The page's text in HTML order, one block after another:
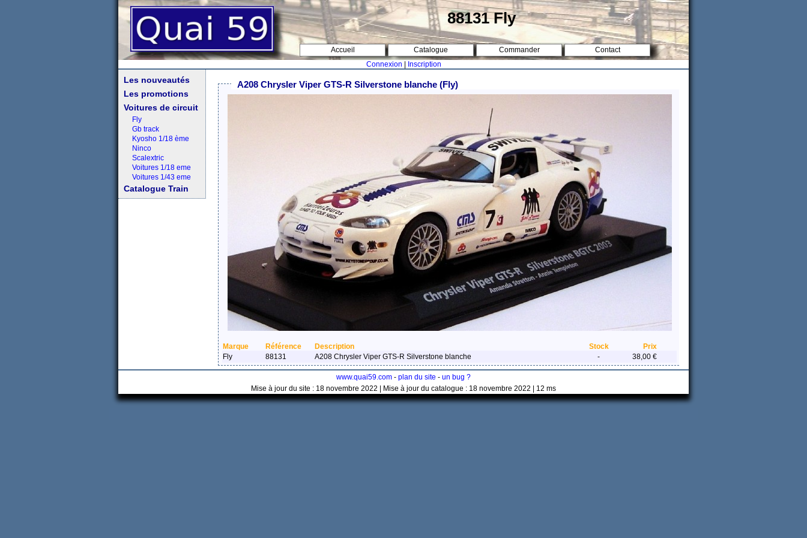
88131 Fly
Accueil Catalogue Commander
Contact
Connexion
Inscription
Les nouveautés
Les promotions
Voitures de circuit
Fly
Gb track
Kyosho 1/18 ème
Ninco
Scalextric
Voitures 1/18 eme
Voitures 1/43 eme
Catalogue Train
A208 Chrysler Viper GTS-R Silverstone blanche (Fly)
Marque Référence Description Stock
Prix
Fly
88131 A208 Chrysler Viper GTS-R Silverstone blanche - 38,00 €
www.quai59.com - plan du site - un bug ?
Mise à jour du site : 18 novembre 2022 | Mise à jour du catalogue : 18 novembre 2022 | 12 ms